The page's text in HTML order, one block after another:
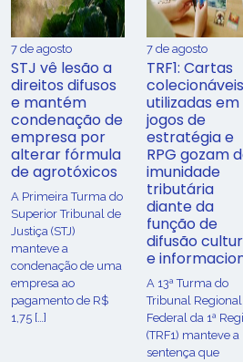
7 de agosto
STJ vê lesão a
direitos difusos
e mantém
condenação de
empresa por
alterar fórmula
de agrotóxicos
​A Primeira Turma do
Superior Tribunal de
Justiça (STJ)
manteve a
condenação de uma
empresa ao
pagamento de R$
1,75 […]
7 de agosto
TRF1: Cartas
colecionáveis
utilizadas em
jogos de
estratégia e
RPG gozam
imunidade
tributária
diante da
função de
difusão
e
A 13ª Turma do
Tribunal Regional
Federal da 1ª
(TRF1) manteve a
sentença que